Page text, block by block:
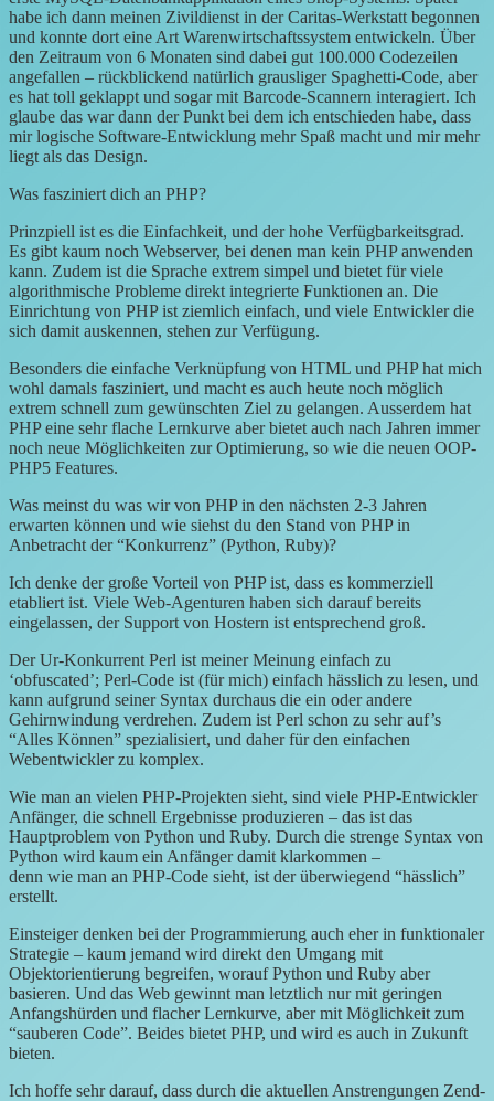
habe ich dann meinen Zivildienst in der Caritas-Werkstatt begonnen
und konnte dort eine Art Warenwirtschaftssystem entwickeln. Über
den Zeitraum von 6 Monaten sind dabei gut 100.000 Codezeilen
angefallen – rückblickend natürlich grausliger Spaghetti-Code, aber
es hat toll geklappt und sogar mit Barcode-Scannern interagiert. Ich
glaube das war dann der Punkt bei dem ich entschieden habe, dass
mir logische Software-Entwicklung mehr Spaß macht und mir mehr
liegt als das Design.
Was fasziniert dich an PHP?
Prinzpiell ist es die Einfachkeit, und der hohe Verfügbarkeitsgrad.
Es gibt kaum noch Webserver, bei denen man kein PHP anwenden
kann. Zudem ist die Sprache extrem simpel und bietet für viele
algorithmische Probleme direkt integrierte Funktionen an. Die
Einrichtung von PHP ist ziemlich einfach, und viele Entwickler die
sich damit auskennen, stehen zur Verfügung.
Besonders die einfache Verknüpfung von HTML und PHP hat mich
wohl damals fasziniert, und macht es auch heute noch möglich
extrem schnell zum gewünschten Ziel zu gelangen. Ausserdem hat
PHP eine sehr flache Lernkurve aber bietet auch nach Jahren immer
noch neue Möglichkeiten zur Optimierung, so wie die neuen OOP-
PHP5 Features.
Was meinst du was wir von PHP in den nächsten 2-3 Jahren
erwarten können und wie siehst du den Stand von PHP in
Anbetracht der “Konkurrenz” (Python, Ruby)?
Ich denke der große Vorteil von PHP ist, dass es kommerziell
etabliert ist. Viele Web-Agenturen haben sich darauf bereits
eingelassen, der Support von Hostern ist entsprechend groß.
Der Ur-Konkurrent Perl ist meiner Meinung einfach zu
‘obfuscated’; Perl-Code ist (für mich) einfach hässlich zu lesen, und
kann aufgrund seiner Syntax durchaus die ein oder andere
Gehirnwindung verdrehen. Zudem ist Perl schon zu sehr auf’s
“Alles Können” spezialisiert, und daher für den einfachen
Webentwickler zu komplex.
Wie man an vielen PHP-Projekten sieht, sind viele PHP-Entwickler
Anfänger, die schnell Ergebnisse produzieren – das ist das
Hauptproblem von Python und Ruby. Durch die strenge Syntax von
Python wird kaum ein Anfänger damit klarkommen –
denn wie man an PHP-Code sieht, ist der überwiegend “hässlich”
erstellt.
Einsteiger denken bei der Programmierung auch eher in funktionaler
Strategie – kaum jemand wird direkt den Umgang mit
Objektorientierung begreifen, worauf Python und Ruby aber
basieren. Und das Web gewinnt man letztlich nur mit geringen
Anfangshürden und flacher Lernkurve, aber mit Möglichkeit zum
“sauberen Code”. Beides bietet PHP, und wird es auch in Zukunft
bieten.
Ich hoffe sehr darauf, dass durch die aktuellen Anstrengungen Zend-